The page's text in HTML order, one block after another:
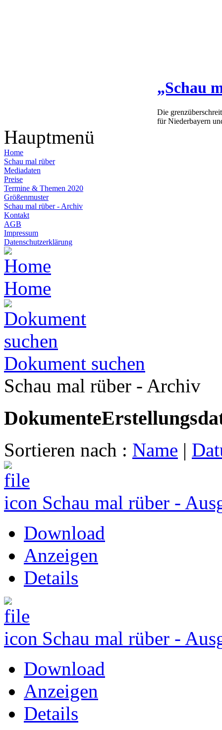
„Schau
Die
für Niederbayern
Hauptmenü
Home
Schau mal rüber
Mediadaten
Preise
Termine & Themen 2020
Größenmuster
Schau mal rüber - Archiv
Kontakt
AGB
Impressum
Datenschutzerklärung
Home
Dokument suchen
Schau mal rüber - Archiv
Dokumente
Sortieren nach : Name |
Schau mal rüber -
Download
Anzeigen
Details
Schau mal rüber -
Download
Anzeigen
Details